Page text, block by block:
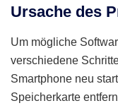
Ursache des
Um mögliche
verschiedene
Smartphone neu
Speicherkarte